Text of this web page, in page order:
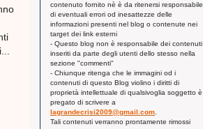
contenuto fornito nè è da ritenersi responsabile
di eventuali errori od inesattezze delle
informazioni presenti nel blog o contenute nei
target dei link esterni
- Questo blog non è responsabile dei contenuti
inseriti da parte degli utenti dello stesso nella
sezione "commenti"
- Chiunque ritenga che le immagini od i
contenuti di questo Blog violino i diritti di
proprietà intellettuale di qualsivoglia soggetto è
pregato di scrivere a
lagrandecrisi2009@gmail.com
Tali contenuti verranno prontamente rimossi